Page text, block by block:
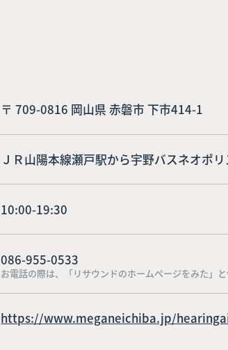
〒 709-0816 岡山県 赤磐市 下市414-1
ＪＲ山陽本線瀬戸駅から宇野バスネオポ
10:00-19:30
086-955-0533
お電話の際は、「リサウンドのホームページをみた」
https://www.meganeichiba.jp/